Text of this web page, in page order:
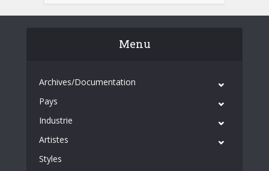
Menu
Archives/Documentation
Pays
Industrie
Artistes
Styles